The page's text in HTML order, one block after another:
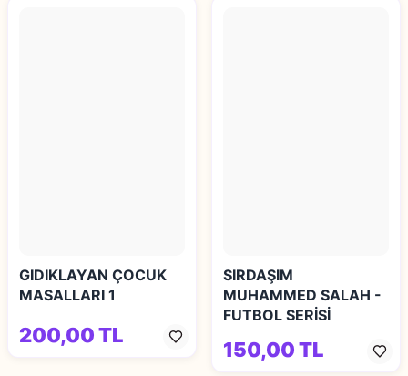
GIDIKLAYAN ÇOCUK
MASALLARI 1
200,00 TL
SIRDAŞIM
MUHAMMED SALAH -
FUTBOL SERİSİ
150,00 TL